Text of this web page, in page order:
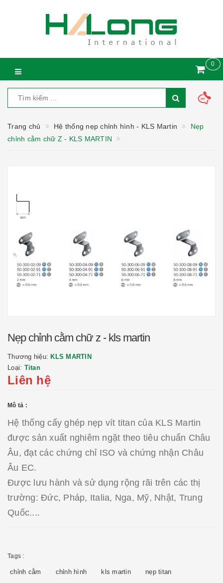
0
Trang chủ Hệ thống nẹp chỉnh hình - KLS Martin
Nẹp
chỉnh cằm chữ Z - KLS MARTIN
Nẹp chỉnh cằm chữ z - kls martin
Thương hiệu: KLS MARTIN
Loại: Titan
Liên hệ
Mô tả :
Hệ thống cấy ghép nẹp vít titan của KLS Martin
được sản xuất nghiêm ngặt theo tiêu chuẩn Châu
Âu, đạt các chứng chỉ ISO và chứng nhận Châu
Âu EC.
Được lưu hành và sử dụng rộng rãi trên các thị
trường: Đức, Pháp, Italia, Nga, Mỹ, Nhật, Trung
Quốc....
Tags :
chỉnh cằm chỉnh hình kls martin nẹp titan